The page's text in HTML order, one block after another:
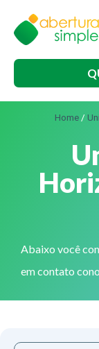
Home /
Abaixo você
em contato